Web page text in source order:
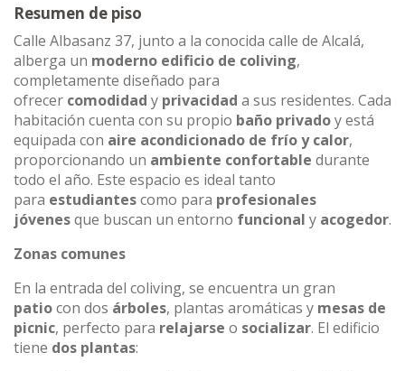
Resumen de piso
Calle Albasanz 37, junto a la conocida calle de Alcalá,
alberga un moderno edificio de coliving,
completamente diseñado para
ofrecer comodidad y privacidad a sus residentes. Cada
habitación cuenta con su propio baño privadoy está
equipada con aire acondicionado de frío y calor,
proporcionando un ambiente confortable durante
todo el año. Este espacio es ideal tanto
para estudiantescomo para profesionales
jóvenesque buscan un entorno funcional y acogedor.
Zonas comunes
En la entrada del coliving, se encuentra un gran
patiocon dos árboles, plantas aromáticas y mesas de
picnic, perfecto para relajarse o socializar. El edificio
tiene dos plantas: